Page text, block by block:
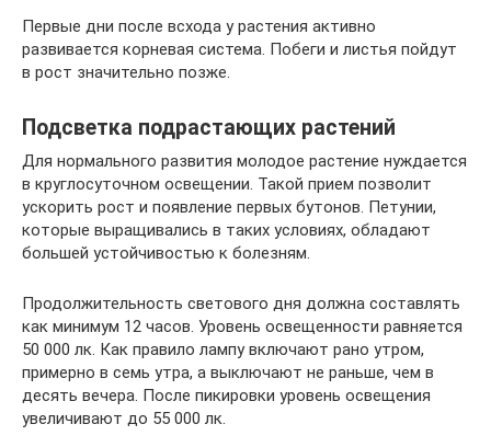
Первые дни после всхода у растения активно
развивается корневая система. Побеги и листья пойдут
в рост значительно позже.
Подсветка подрастающих растений
Для нормального развития молодое растение нуждается
в круглосуточном освещении. Такой прием позволит
ускорить рост и появление первых бутонов. Петунии,
которые выращивались в таких условиях, обладают
большей устойчивостью к болезням.
Продолжительность светового дня должна составлять
как минимум 12 часов. Уровень освещенности равняется
50 000 лк. Как правило лампу включают рано утром,
примерно в семь утра, а выключают не раньше, чем в
десять вечера. После пикировки уровень освещения
увеличивают до 55 000 лк.